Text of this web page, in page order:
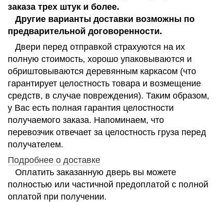
заказа трех штук и более.
Другие варианты доставки возможны по
предварительной договоренности.
Двери перед отправкой страхуются на их
полную стоимость, хорошо упаковываются и
обриштовываются деревянным каркасом (что
гарантирует целостность товара и возмещение
средств, в случае повреждения). Таким образом,
у Вас есть полная гарантия целостности
получаемого заказа. Напоминаем, что
перевозчик отвечает за целостность груза перед
получателем.
Подробнее о доставке
Оплатить заказанную дверь вы можете
полностью или частичной предоплатой с полной
оплатой при получении.